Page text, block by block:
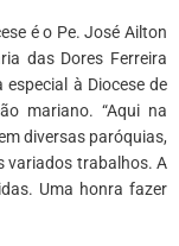
é o Pe. José Ailton
das Dores Ferreira
à Diocese de
mariano. “Aqui na
diversas paróquias,
variados trabalhos. A
Uma honra fazer